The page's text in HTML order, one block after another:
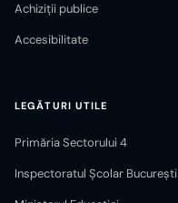
Achiziții publice
Accesibilitate
LEGĂTURI UTILE
Primăria Sectorului 4
Inspectoratul Școlar București